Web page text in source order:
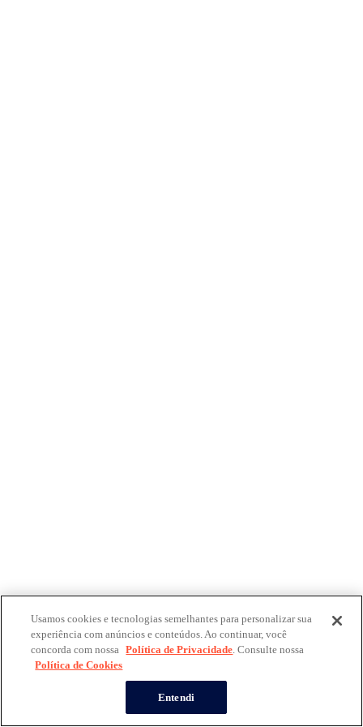
Usamos cookies e tecnologias semelhantes para personalizar sua
experiência com anúncios e conteúdos. Ao continuar, você
concorda com nossa Política de Privacidade. Consulte nossa
Política de Cookies
Entendi